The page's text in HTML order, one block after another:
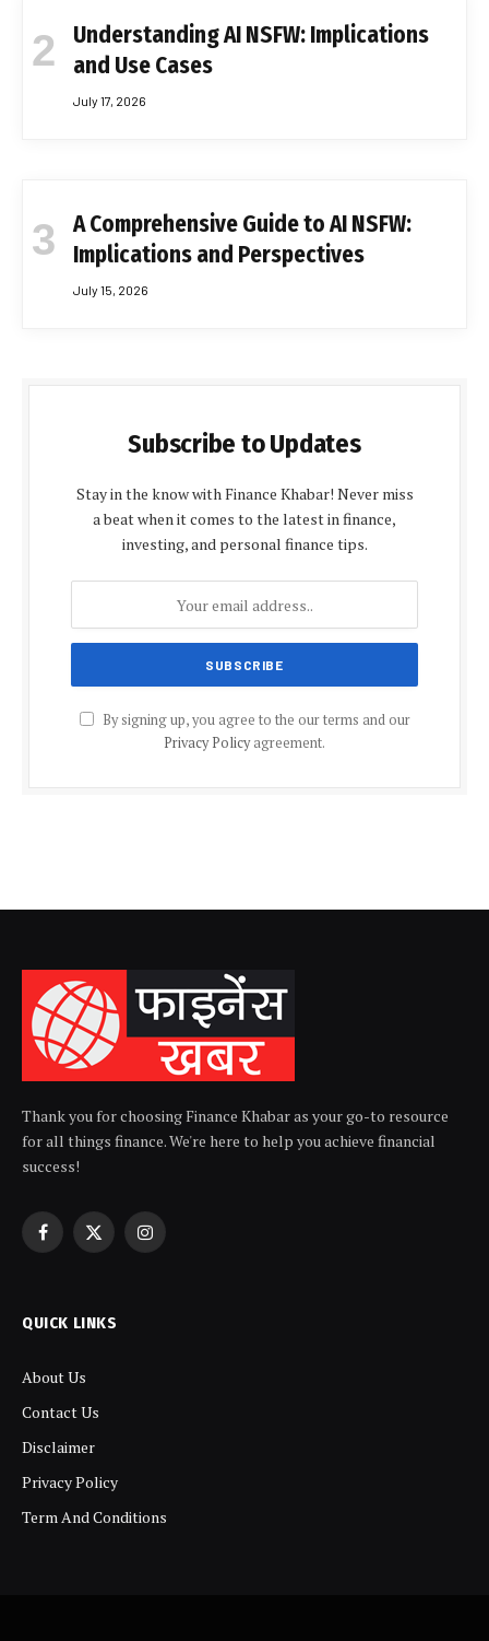
Understanding AI NSFW: Implications
and Use Cases
July 17, 2026
A Comprehensive Guide to AI NSFW:
Implications and Perspectives
July 15, 2026
Subscribe to Updates
Stay in the know with Finance Khabar! Never miss
a beat when it comes to the latest in finance,
investing, and personal finance tips.
By signing up, you agree to the our terms and our
Privacy Policyagreement.
Thank you for choosing Finance Khabar as your go-to resource
for all things finance. We're here to help you achieve financial
success!
Facebook
X
Instagram
QUICK LINKS
About Us
Contact Us
Disclaimer
Privacy Policy
Term And Conditions